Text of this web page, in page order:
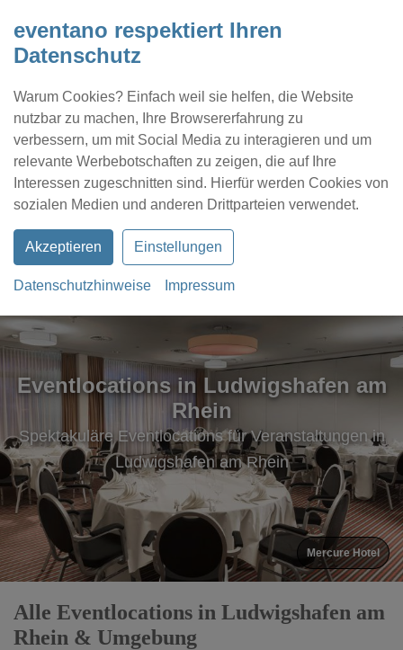
eventano respektiert Ihren
Datenschutz
Warum Cookies? Einfach weil sie helfen, die Website
nutzbar zu machen, Ihre Browsererfahrung zu
verbessern, um mit Social Media zu interagieren und um
relevante Werbebotschaften zu zeigen, die auf Ihre
Interessen zugeschnitten sind. Hierfür werden Cookies von
sozialen Medien und anderen Drittparteien verwendet.
Akzeptieren Einstellungen
Datenschutzhinweise Impressum
Kontakt Location eintragen Profil
Eventlocations in Ludwigshafen am
Rhein
Spektakuläre Eventlocations für Veranstaltungen in
Ludwigshafen am Rhein
Eventlocations in Ludwigshafen am
Rhein
Spektakuläre Eventlocations für Veranstaltungen in
Ludwigshafen am Rhein
Eventlocations in Ludwigshafen am
Rhein
Spektakuläre Eventlocations für Veranstaltungen in
Ludwigshafen am Rhein
Zirkuszelt Zirkus Paletti
Alle Eventlocations in Ludwigshafen am
Rhein & Umgebung